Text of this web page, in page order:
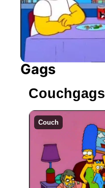
Gags
Couchgags
Couch